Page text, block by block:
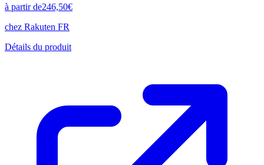
à partir de246,50€
chez Rakuten FR
Détails du produit